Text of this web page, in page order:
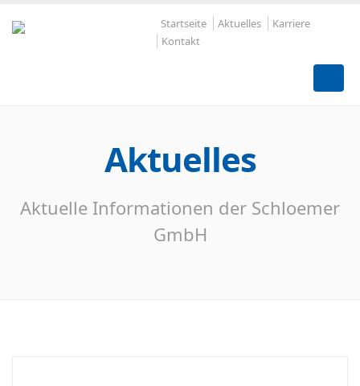
Startseite Aktuelles
Karriere
Kontakt
Aktuelles
Aktuelle Informationen der Schloemer
GmbH